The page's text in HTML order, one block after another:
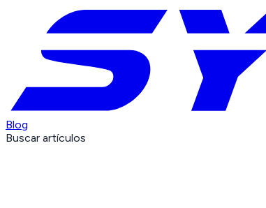
Blog
Buscar artículos